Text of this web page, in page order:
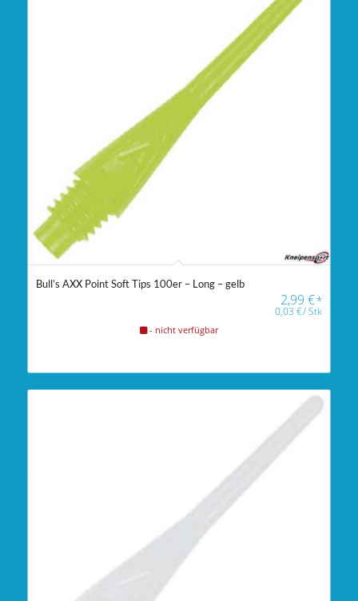
Bull’s AXX Point Soft Tips 100er – Long – gelb
2,99€*
0,03€/Stk
- nicht verfügbar